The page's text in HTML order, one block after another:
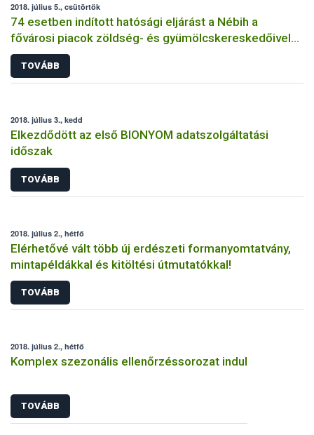
2018. július 5., csütörtök
74 esetben indított hatósági eljárást a Nébih a
fővárosi piacok zöldség- és gyümölcskereskedőivel
szemben
TOVÁBB
2018. július 3., kedd
Elkezdődött az első BIONYOM adatszolgáltatási
időszak
TOVÁBB
2018. július 2., hétfő
Elérhetővé vált több új erdészeti formanyomtatvány,
mintapéldákkal és kitöltési útmutatókkal!
TOVÁBB
2018. július 2., hétfő
Komplex szezonális ellenőrzéssorozat indul
TOVÁBB